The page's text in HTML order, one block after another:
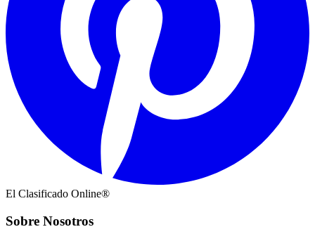
El Clasificado Online®
Sobre Nosotros